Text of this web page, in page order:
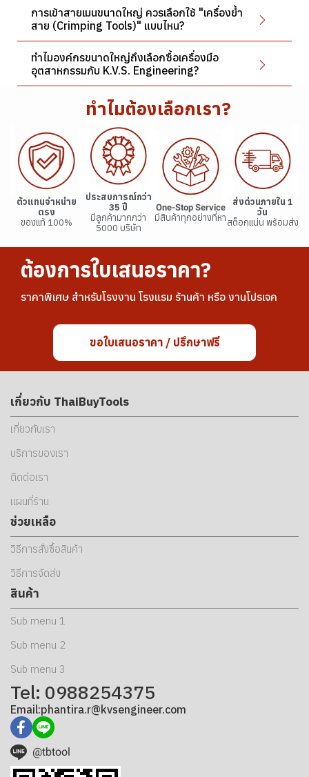
การเข้าสายเมนขนาดใหญ่ ควรเลือกใช้ "เครื่องย้ำ
สาย (Crimping Tools)" แบบไหน?
ทำไมองค์กรขนาดใหญ่ถึงเลือกซื้อเครื่องมือ
อุตสาหกรรมกับ K.V.S. Engineering?
ทำไมต้องเลือกเรา?
ตัวแทนจำหน่าย
ตรง
ของแท้ 100%
ประสบการณ์กว่า
35 ปี
มีลูกค้ามากกว่า
5000 บริษัท
One-Stop Service
มีสินค้าทุกอย่างที่หา
ส่งด่วนภายใน 1
วัน
สต็อกแน่น พร้อมส่ง
ต้องการใบเสนอราคา?
ราคาพิเศษ สำหรับโรงงาน โรงแรม ร้านค้า หรือ งานโปรเจค
ขอใบเสนอราคา / ปรึกษาฟรี
เกี่ยวกับ ThaiBuyTools
เกี่ยวกับเรา
บริการของเรา
ติดต่อเรา
แผนที่ร้าน
ช่วยเหลือ
วิธีการสั่งซื้อสินค้า
วิธีการจัดส่ง
สินค้า
Sub menu 1
Sub menu 2
Sub menu 3
Tel: 0988254375
Email:phantira.r@kvsengineer.com
@tbtool